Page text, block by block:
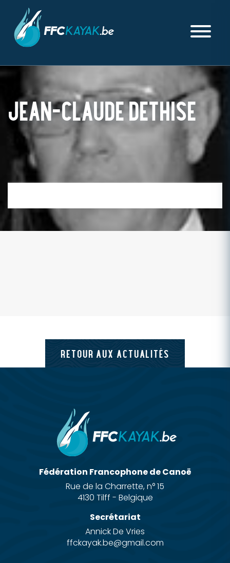
JEAN-CLAUDE DETHISE
PUBLIÉ LE VENDREDI 09 JUILLET 2021
RETOUR AUX ACTUALITÉS
Fédération Francophone de Canoë
Rue de la Charrette, n° 15
4130 Tilff - Belgique
Secrétariat
Annick De Vries
ffckayak.be@gmail.com